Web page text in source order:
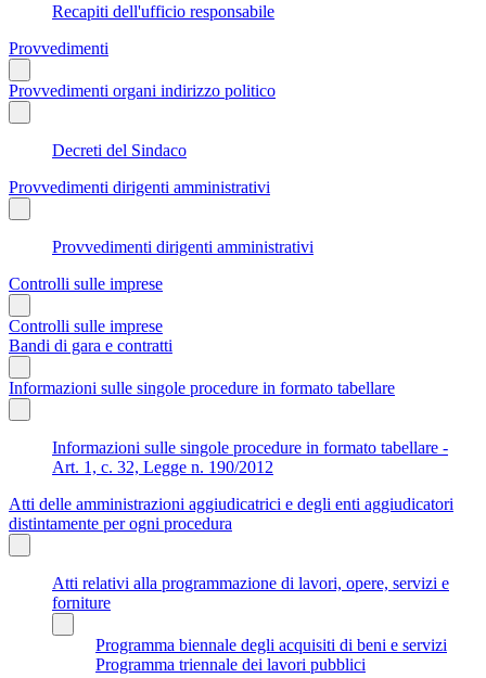
Recapiti dell'ufficio responsabile
Provvedimenti
Provvedimenti organi indirizzo politico
Decreti del Sindaco
Provvedimenti dirigenti amministrativi
Provvedimenti dirigenti amministrativi
Controlli sulle imprese
Controlli sulle imprese
Bandi di gara e contratti
Informazioni sulle singole procedure in formato tabellare
Informazioni sulle singole procedure in formato tabellare -
Art. 1, c. 32, Legge n. 190/2012
Atti delle amministrazioni aggiudicatrici e degli enti aggiudicatori
distintamente per ogni procedura
Atti relativi alla programmazione di lavori, opere, servizi e
forniture
Programma biennale degli acquisiti di beni e servizi
Programma triennale dei lavori pubblici